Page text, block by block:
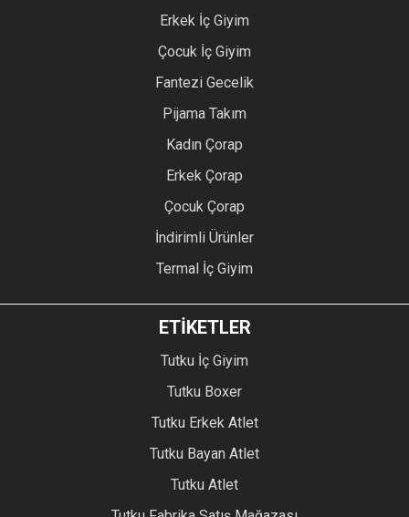
Erkek İç Giyim
Çocuk İç Giyim
Fantezi Gecelik
Pijama Takım
Kadın Çorap
Erkek Çorap
Çocuk Çorap
İndirimli Ürünler
Termal İç Giyim
ETİKETLER
Tutku İç Giyim
Tutku Boxer
Tutku Erkek Atlet
Tutku Bayan Atlet
Tutku Atlet